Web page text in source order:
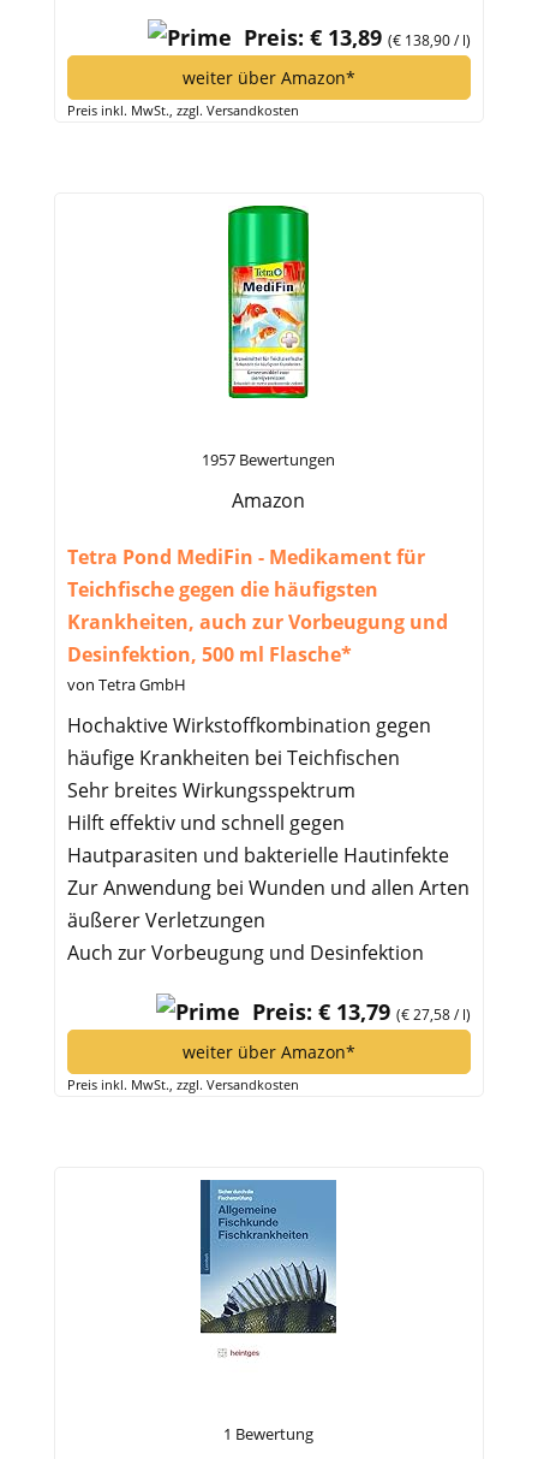
Preis: € 13,89(€ 138,90 / l)
weiter über Amazon*
Preis inkl. MwSt., zzgl. Versandkosten
1957 Bewertungen
Amazon
Tetra Pond MediFin - Medikament für
Teichfische gegen die häufigsten
Krankheiten, auch zur Vorbeugung und
Desinfektion, 500 ml Flasche*
von Tetra GmbH
Hochaktive Wirkstoffkombination gegen
häufige Krankheiten bei Teichfischen
Sehr breites Wirkungsspektrum
Hilft effektiv und schnell gegen
Hautparasiten und bakterielle Hautinfekte
Zur Anwendung bei Wunden und allen Arten
äußerer Verletzungen
Auch zur Vorbeugung und Desinfektion
Preis: € 13,79(€ 27,58 / l)
weiter über Amazon*
Preis inkl. MwSt., zzgl. Versandkosten
1 Bewertung